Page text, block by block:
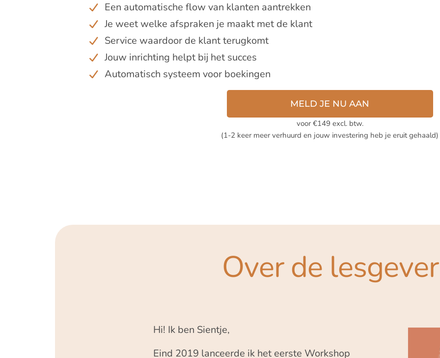
Een automatische flow van klanten aantrekken
Je weet welke afspraken je maakt met de klant
Service waardoor de klant terugkomt
Jouw inrichting helpt bij het succes
Automatisch systeem voor boekingen
MELD JE NU AAN
voor €149 excl. btw.
(1-2 keer meer verhuurd en jouw investering heb je eruit gehaald)
Over de lesgever
Hi! Ik ben Sientje,
Eind 2019 lanceerde ik het eerste Workshop